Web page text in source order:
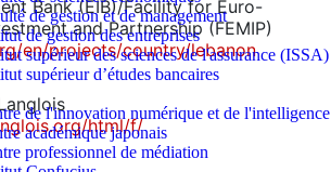
de gestion et de management
de gestion des entreprises
supérieur des sciences de l'assurance (ISSA)
supérieur d’études bancaires
de l'innovation numérique et de
académique japonais
professionnel de médiation
Bank (EIB)/Facility for Euro-
and Partnership (FEMIP)
en/projects/country/lebanon
html/f/